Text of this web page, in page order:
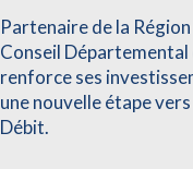
Partenaire de la
Conseil Départemental
renforce ses
une nouvelle étape
Débit.